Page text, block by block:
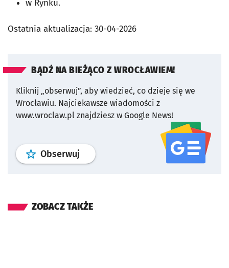
w Rynku.
Ostatnia aktualizacja: 30-04-2026
BĄDŹ NA BIEŻĄCO Z WROCŁAWIEM!
Kliknij „obserwuj”, aby wiedzieć, co dzieje się we
Wrocławiu. Najciekawsze wiadomości z
www.wroclaw.pl znajdziesz w Google News!
Obserwuj profil serwisu
ZOBACZ TAKŻE